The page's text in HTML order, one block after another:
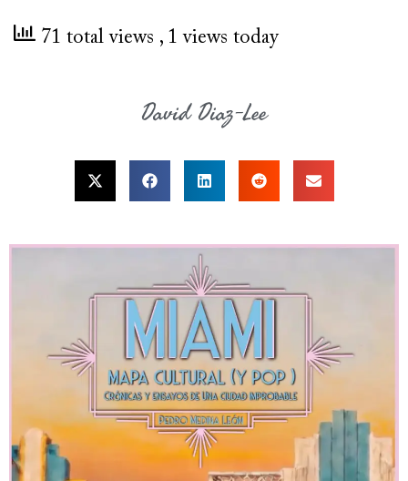
71 total views , 1 views today
David Diaz-Lee